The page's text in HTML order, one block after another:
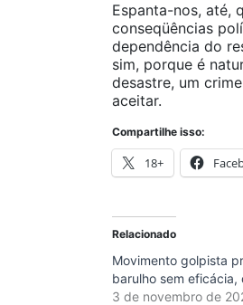
Espanta-nos, até,
conseqüências
dependência do
sim, porque é
desastre, um
aceitar.
Compartilhe isso:
18+
Relacionado
Movimento golpista
barulho sem eficácia,
3 de novembro de